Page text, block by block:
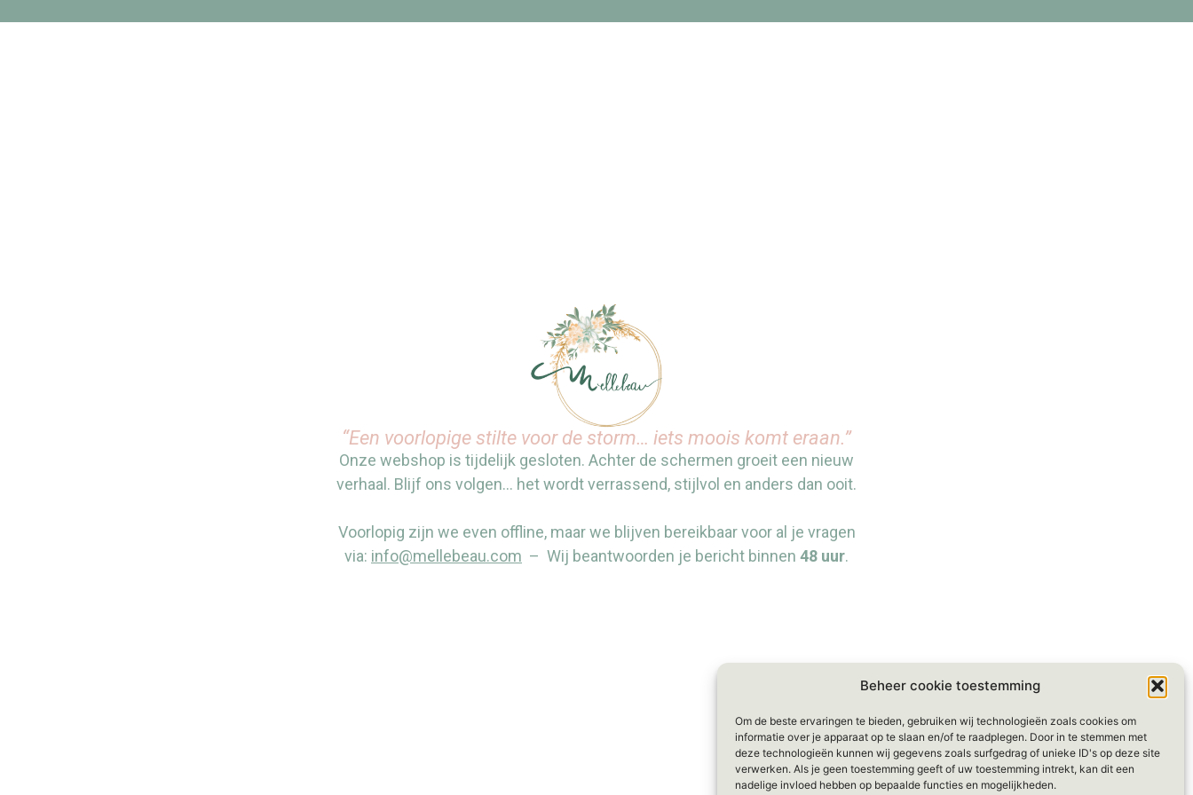
Beheer cookie toestemming
Om de beste ervaringen te bieden, gebruiken wij technologieën zoals cookies om
informatie over je apparaat op te slaan en/of te raadplegen. Door in te stemmen met
deze technologieën kunnen wij gegevens zoals surfgedrag of unieke ID's op deze site
verwerken. Als je geen toestemming geeft of uw toestemming intrekt, kan dit een
nadelige invloed hebben op bepaalde functies en mogelijkheden.
“Een voorlopige stilte voor de storm… iets moois komt eraan.”
Onze webshop is tijdelijk gesloten. Achter de schermen groeit een nieuw
verhaal. Blijf ons volgen… het wordt verrassend, stijlvol en anders dan ooit.
Voorlopig zijn we even offline, maar we blijven bereikbaar voor al je vragen
via: info@mellebeau.com – Wij beantwoorden je bericht binnen 48 uur.